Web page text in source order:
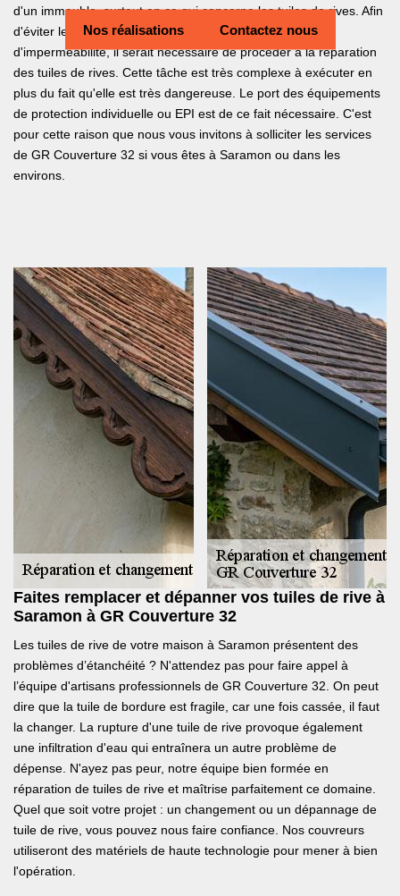
Nos réalisations Contactez nous
d'un immeuble, surtout en ce qui concerne les tuiles de rives. Afin
d'éviter les désagréments en termes d'étanchéité et
d'imperméabilité, il serait nécessaire de procéder à la réparation
des tuiles de rives. Cette tâche est très complexe à exécuter en
plus du fait qu'elle est très dangereuse. Le port des équipements
de protection individuelle ou EPI est de ce fait nécessaire. C'est
pour cette raison que nous vous invitons à solliciter les services
de GR Couverture 32 si vous êtes à Saramon ou dans les
environs.
Faites remplacer et dépanner vos tuiles de rive à
Saramon à GR Couverture 32
Les tuiles de rive de votre maison à Saramon présentent des
problèmes d’étanchéité ? N'attendez pas pour faire appel à
l’équipe d'artisans professionnels de GR Couverture 32. On peut
dire que la tuile de bordure est fragile, car une fois cassée, il faut
la changer. La rupture d'une tuile de rive provoque également
une infiltration d'eau qui entraînera un autre problème de
dépense. N'ayez pas peur, notre équipe bien formée en
réparation de tuiles de rive et maîtrise parfaitement ce domaine.
Quel que soit votre projet : un changement ou un dépannage de
tuile de rive, vous pouvez nous faire confiance. Nos couvreurs
utiliseront des matériels de haute technologie pour mener à bien
l'opération.